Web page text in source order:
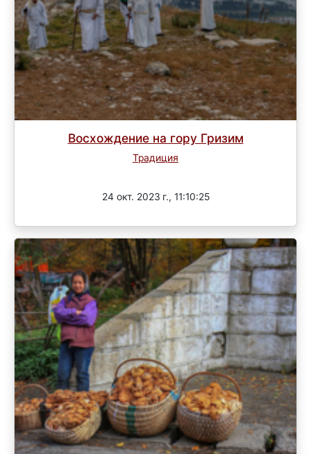
Восхождение на гору Гризим
Традиция
24 окт. 2023 г., 11:10:25